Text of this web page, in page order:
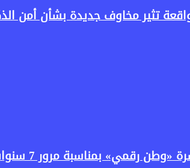
مرور 7 سنوات على انطلاق البرنامج